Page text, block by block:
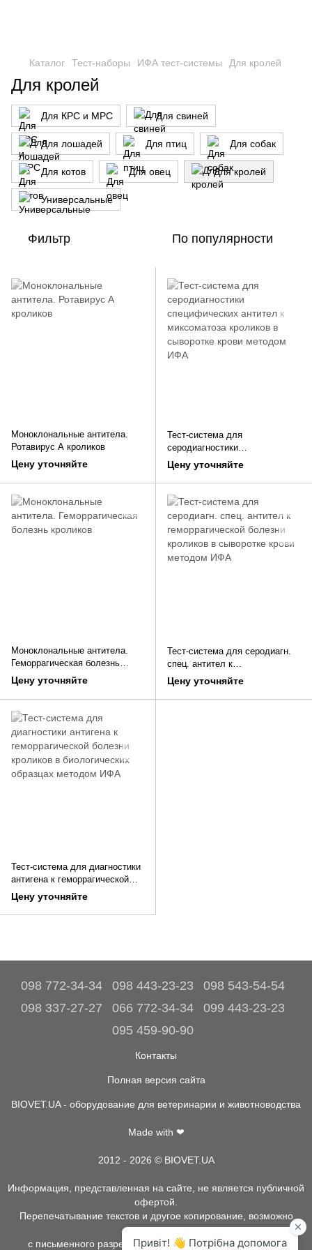
Каталог Тест-наборы ИФА тест-системы Для кролей
Для кролей
Для КРС и МРС Для свиней
Для лошадей Для птиц Для собак
Для котов Для овец Для кролей
Универсальные
Фильтр По популярности
Моноклональные антитела.
Ротавирус А кроликов
Цену уточняйте
Тест-система для
серодиагностики
специфических антител к
миксоматоза кроликов в
сыворотке крови методом ИФА
Цену уточняйте
Моноклональные антитела.
Геморрагическая болезнь
кроликов
Цену уточняйте
Тест-система для серодиагн.
спец. антител к
геморрагической болезни
кроликов в сыворотке крови
методом ИФА
Цену уточняйте
Тест-система для диагностики
антигена к геморрагической
болезни кроликов в
биологических образцах
методом ИФА
Цену уточняйте
098 772-34-34 098 443-23-23
098 543-54-54
098 337-27-27
066 772-34-34
099 443-23-23
095 459-90-90
Контакты
Полная версия сайта
BIOVET.UA - оборудование для ветеринарии и животноводства
Made with ❤
2012 - 2026 © BIOVET.UA
Информация, представленная на сайте, не является публичной
офертой.
Перепечатывание текстов и другое копирование, возможно
только
с письменного разрешения администрации BIOVET.UA.